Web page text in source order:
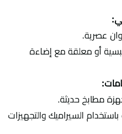
عصرية.
أو معلقة مع إضاءة
مطابخ حديثة.
السيراميك والتجهيزات